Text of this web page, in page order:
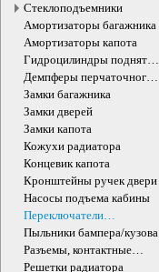
Стеклоподъемники
Амортизаторы багажника
Амортизаторы капота
Гидроцилиндры поднятия
кабины
Демпферы перчаточного
ящика
Замки багажника
Замки дверей
Замки капота
Кожухи радиатора
Концевик капота
Кронштейны ручек двери
Насосы подъема кабины
Переключатели
подрулевые
Пыльники бампера/кузова
Разъемы, контактные
группы
Решетки радиатора